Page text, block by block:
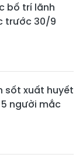
bố trí lãnh
trước 30/9
sốt xuất huyết
5 người mắc